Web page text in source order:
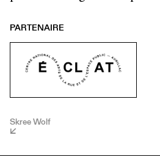
PARTENAIRE
Skree Wolf